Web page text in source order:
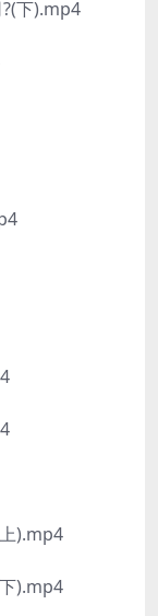
下).mp4
).mp4
).mp4